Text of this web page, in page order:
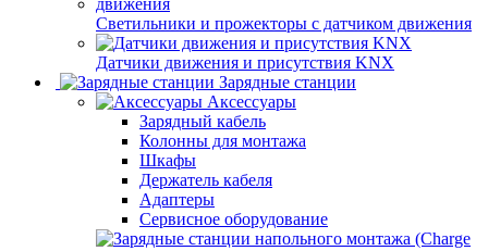
Светильники и прожекторы с датчиком движения
Датчики движения и присутствия KNX
Зарядные станции
Аксессуары
Зарядный кабель
Колонны для монтажа
Шкафы
Держатель кабеля
Адаптеры
Сервисное оборудование